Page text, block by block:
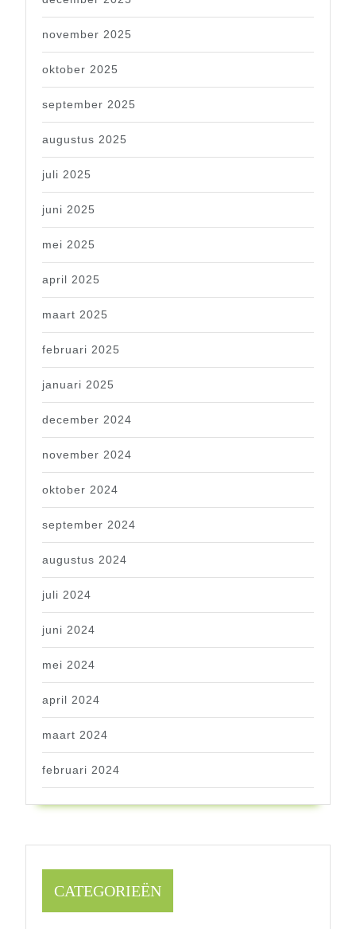
november 2025
oktober 2025
september 2025
augustus 2025
juli 2025
juni 2025
mei 2025
april 2025
maart 2025
februari 2025
januari 2025
december 2024
november 2024
oktober 2024
september 2024
augustus 2024
juli 2024
juni 2024
mei 2024
april 2024
maart 2024
februari 2024
CATEGORIEËN